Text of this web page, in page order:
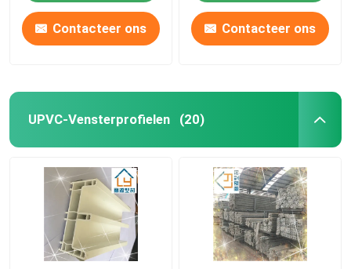
Contacteer ons Contacteer ons
UPVC-Vensterprofielen (20)